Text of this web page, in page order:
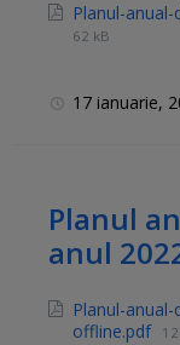
Planul-
62 kB
17 ianuarie,
Planul
anul
Planul-
offline.pdf